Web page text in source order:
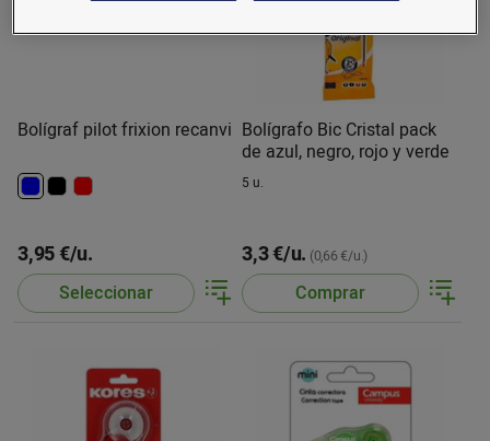
Bolígraf pilot frixion recanvi
3,95 €/u.
Seleccionar
Bolígrafo Bic Cristal pack
de azul, negro, rojo y verde
5 u.
3,3 €/u. (0,66 €/u.)
Comprar